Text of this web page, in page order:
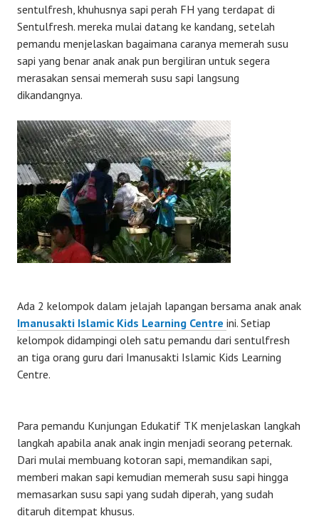
sentulfresh, khuhusnya sapi perah FH yang terdapat di
Sentulfresh. mereka mulai datang ke kandang, setelah
pemandu menjelaskan bagaimana caranya memerah susu
sapi yang benar anak anak pun bergiliran untuk segera
merasakan sensai memerah susu sapi langsung
dikandangnya.
Ada 2 kelompok dalam jelajah lapangan bersama anak anak
Imanusakti Islamic Kids Learning Centre ini. Setiap
kelompok didampingi oleh satu pemandu dari sentulfresh
an tiga orang guru dari Imanusakti Islamic Kids Learning
Centre.
Para pemandu Kunjungan Edukatif TK menjelaskan langkah
langkah apabila anak anak ingin menjadi seorang peternak.
Dari mulai membuang kotoran sapi, memandikan sapi,
memberi makan sapi kemudian memerah susu sapi hingga
memasarkan susu sapi yang sudah diperah, yang sudah
ditaruh ditempat khusus.